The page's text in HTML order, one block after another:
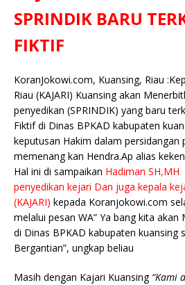
e
b
o
k
te l s
p
y
k
SPRINDIK BARU
FIKTIF
KoranJokowi.com, Kuansing, Riau
Riau (KAJARI) Kuansing akan
penyedikan (SPRINDIK) yang baru
Fiktif di Dinas BPKAD kabupaten
keputusan Hakim dalam persidangan
memenang kan Hendra.Ap alias
Hal ini di sampaikan Hadiman
penyedikan kejari Dan juga kepala
(KAJARI) kepada Koranjokowi.com
melalui pesan WA” Ya bang kita
di Dinas BPKAD kabupaten kuansing
Bergantian”, ungkap beliau
Masih dengan Kajari Kuansing “Kami